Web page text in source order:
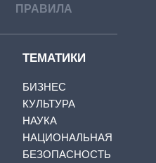
ПРАВИЛА
ТЕМАТИКИ
БИЗНЕС
КУЛЬТУРА
НАУКА
НАЦИОНАЛЬНАЯ
БЕЗОПАСНОСТЬ